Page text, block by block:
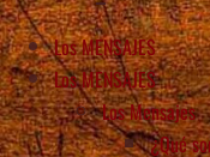
Los MENSAJES
Los MENSAJES
Los Mensajes
¿Qué